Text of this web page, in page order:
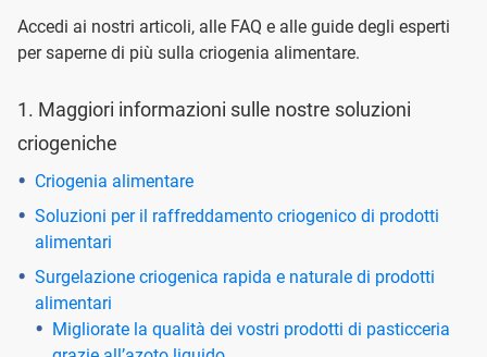
Accedi ai nostri articoli, alle FAQ e alle guide degli esperti
per saperne di più sulla criogenia alimentare.
1. Maggiori informazioni sulle nostre soluzioni
criogeniche
Criogenia alimentare
Soluzioni per il raffreddamento criogenico di prodotti
alimentari
Surgelazione criogenica rapida e naturale di prodotti
alimentari
Migliorate la qualità dei vostri prodotti di pasticceria